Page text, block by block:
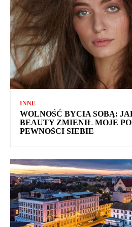
INNE
WOLNOŚĆ BYCIA SOBĄ:
BEAUTY ZMIENIŁ MOJE
PEWNOŚCI SIEBIE